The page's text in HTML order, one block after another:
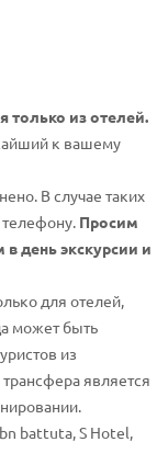
только из отелей.
к вашему
В случае таких
Просим
день экскурсии и
для отелей,
может быть
из
является
battuta, S Hotel,